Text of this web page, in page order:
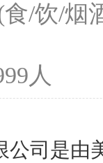
/饮/烟
人
公司是由